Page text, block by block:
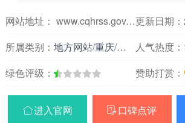
网站地址： www.cqhrss.gov.cn更新日期
所属类别： 地方网站/重庆/教育 人气热度：
绿色评级：
赞助打赏：
进入官网  口碑点评